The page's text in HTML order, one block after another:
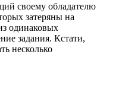
своему обладателю
затеряны на
одинаковых
задания. Кстати,
несколько